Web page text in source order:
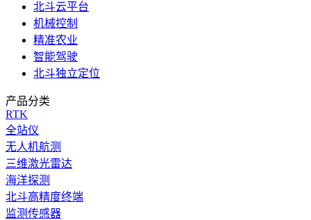
北斗云平台
机械控制
精准农业
智能驾驶
北斗独立定位
产品分类
RTK
全站仪
无人机航测
三维激光雷达
海洋探测
北斗高精度终端
监测传感器